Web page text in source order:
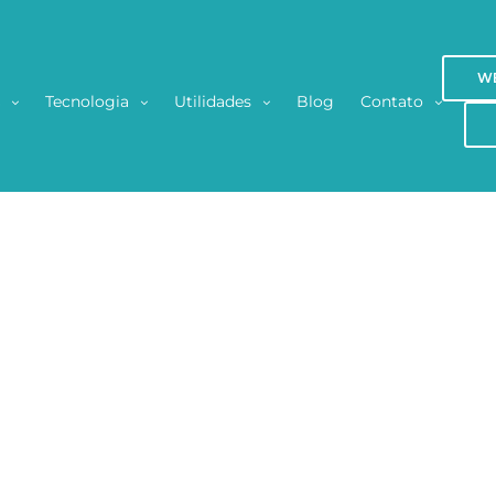
Tecnologia Utilidades Blog Contato